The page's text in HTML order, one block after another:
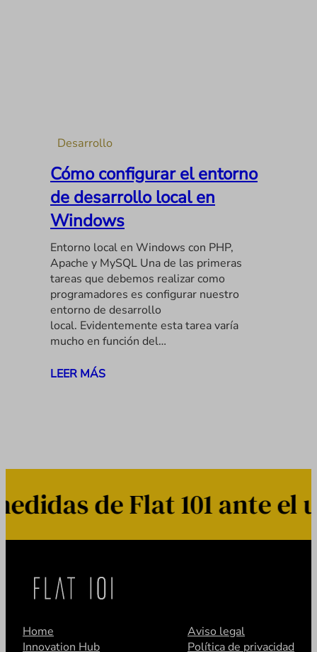
Desarrollo
Cómo configurar el entorno
de desarrollo local en
Windows
Entorno local en Windows con PHP,
Apache y MySQL Una de las primeras
tareas que debemos realizar como
programadores es configurar nuestro
entorno de desarrollo
local. Evidentemente esta tarea varía
mucho en función del…
LEER MÁS
de Flat 101 ante el
Home
Innovation Hub
Aviso legal
Política de privacidad